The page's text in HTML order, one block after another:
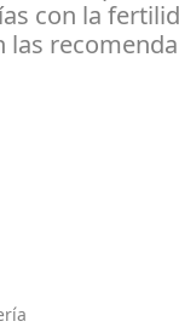
con la
las